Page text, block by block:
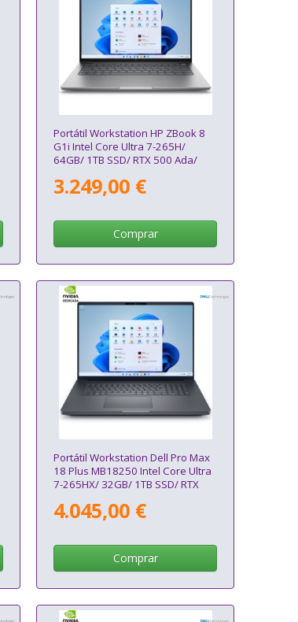
Portátil Workstation HP ZBook 8
G1i Intel Core Ultra 7-265H/
64GB/ 1TB SSD/ RTX 500 Ada/
3.249,00 €
Comprar
Portátil Workstation Dell Pro Max
18 Plus MB18250 Intel Core Ultra
7-265HX/ 32GB/ 1TB SSD/ RTX
Pro
4.045,00 €
Comprar